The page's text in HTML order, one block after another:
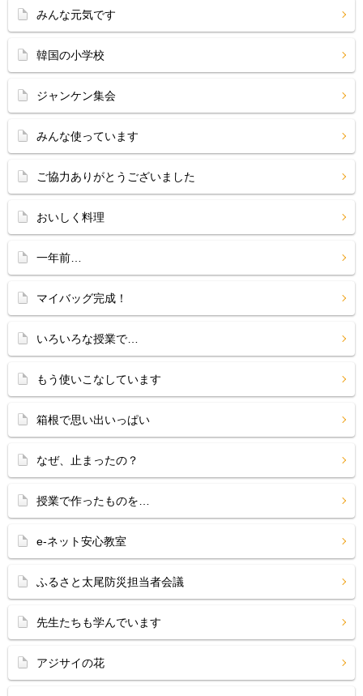
みんな元気です
韓国の小学校
ジャンケン集会
みんな使っています
ご協力ありがとうございました
おいしく料理
一年前…
マイバッグ完成！
いろいろな授業で…
もう使いこなしています
箱根で思い出いっぱい
なぜ、止まったの？
授業で作ったものを…
e-ネット安心教室
ふるさと太尾防災担当者会議
先生たちも学んでいます
アジサイの花